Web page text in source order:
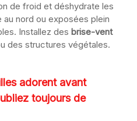
de froid et déshydrate les
nord ou exposées plein
Installez des brise-vent
des structures végétales.
adorent avant
toujours de